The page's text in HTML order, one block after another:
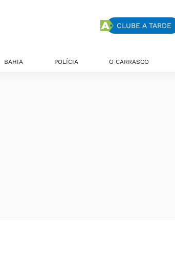
CLUBE A TARDE
BAHIA POLÍCIA O CARRASCO